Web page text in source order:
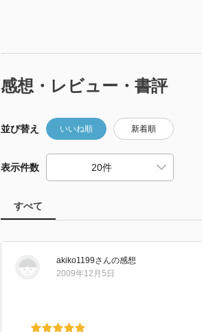
感想・レビュー・書評
並び替え いいね順 新着順
表示件数
すべて
akiko1199さんの感想
2009年12月5日